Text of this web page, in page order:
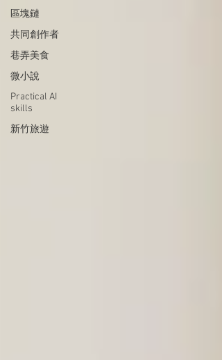
區塊鏈
共同創作者
巷弄美食
微小說
Practical AI
skills
新竹旅遊